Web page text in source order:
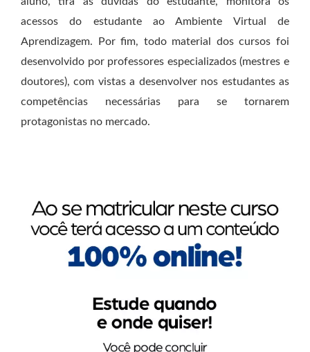
acessos do estudante ao Ambiente Virtual de
Aprendizagem. Por fim, todo material dos cursos foi
desenvolvido por professores especializados (mestres e
doutores), com vistas a desenvolver nos estudantes as
competências necessárias para se tornarem
protagonistas no mercado.